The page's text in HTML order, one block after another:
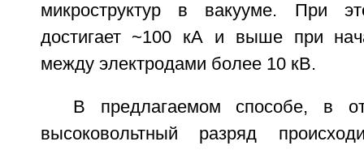
микроструктур в вакууме. При
достигает ~100 кА и выше при
между электродами более 10 кВ.
В предлагаемом способе, в
высоковольтный разряд